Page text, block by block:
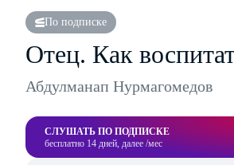
По подписке
Отец. Как
Абдулманап Нурмагомедов
СЛУШАТЬ ПО ПОДПИСКЕ
бесплатно 14 дней, далее /мес